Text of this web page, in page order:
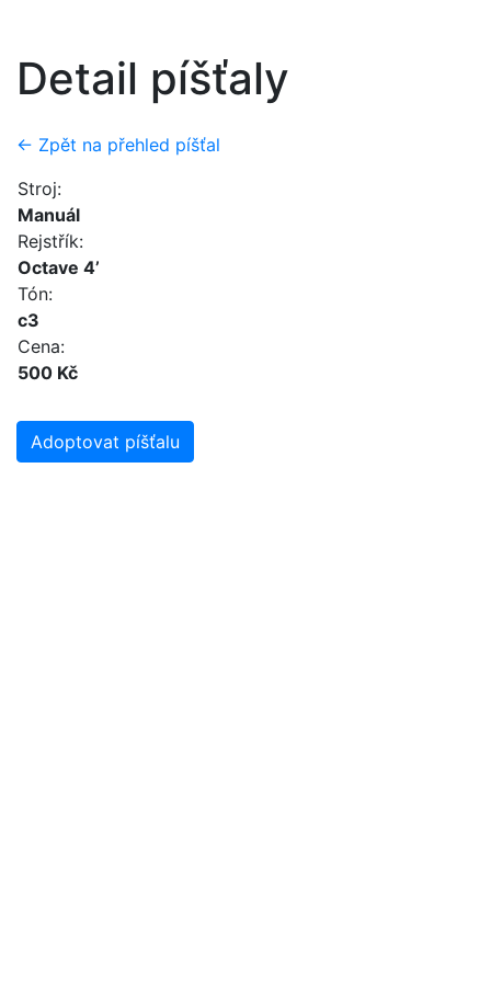
Detail píšťaly
← Zpět na přehled píšťal
Stroj:
Manuál
Rejstřík:
Octave 4’
Tón:
c3
Cena:
500 Kč
Adoptovat píšťalu